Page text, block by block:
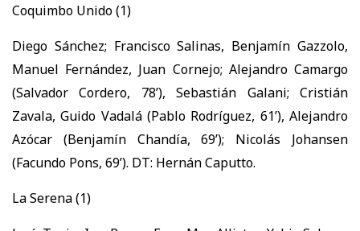
Coquimbo Unido (1)
Diego Sánchez; Francisco Salinas, Benjamín Gazzolo,
Manuel Fernández, Juan Cornejo; Alejandro Camargo
(Salvador Cordero, 78’), Sebastián Galani; Cristián
Zavala, Guido Vadalá (Pablo Rodríguez, 61’), Alejandro
Azócar (Benjamín Chandía, 69’); Nicolás Johansen
(Facundo Pons, 69’). DT: Hernán Caputto.
La Serena (1)